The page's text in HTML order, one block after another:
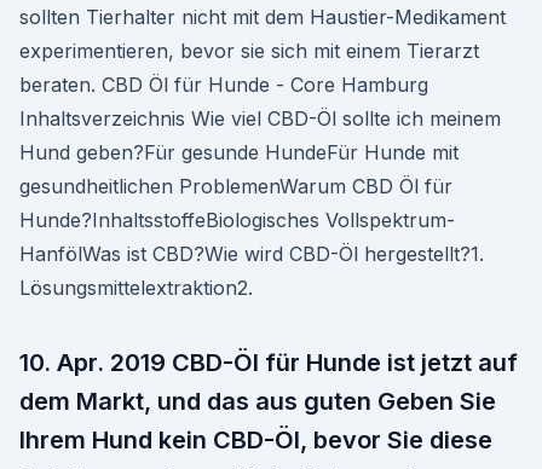
sollten Tierhalter nicht mit dem Haustier-Medikament
experimentieren, bevor sie sich mit einem Tierarzt
beraten. CBD Öl für Hunde - Core Hamburg
Inhaltsverzeichnis Wie viel CBD-Öl sollte ich meinem
Hund geben?Für gesunde HundeFür Hunde mit
gesundheitlichen ProblemenWarum CBD Öl für
Hunde?InhaltsstoffeBiologisches Vollspektrum-
HanfölWas ist CBD?Wie wird CBD-Öl hergestellt?1.
Lösungsmittelextraktion2.
10. Apr. 2019 CBD-Öl für Hunde ist jetzt auf
dem Markt, und das aus guten Geben Sie
Ihrem Hund kein CBD-Öl, bevor Sie diese